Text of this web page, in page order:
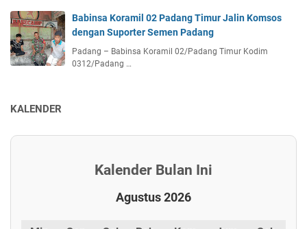
Babinsa Koramil 02 Padang Timur Jalin Komsos
dengan Suporter Semen Padang
Padang – Babinsa Koramil 02/Padang Timur Kodim
0312/Padang …
KALENDER
Kalender Bulan Ini
Agustus 2026